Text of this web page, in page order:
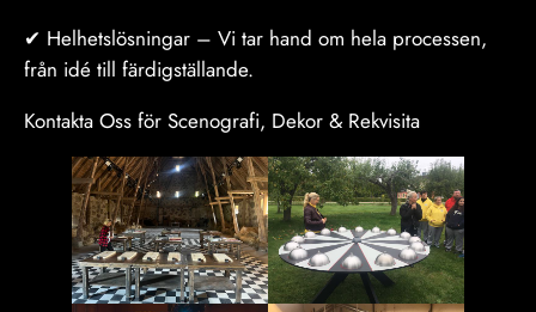
✔ Helhetslösningar – Vi tar hand om hela processen,
från idé till färdigställande.
Kontakta Oss för Scenografi, Dekor & Rekvisita